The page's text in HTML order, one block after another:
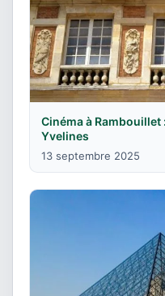
Cinéma à
Yvelines
13 septembre 2025